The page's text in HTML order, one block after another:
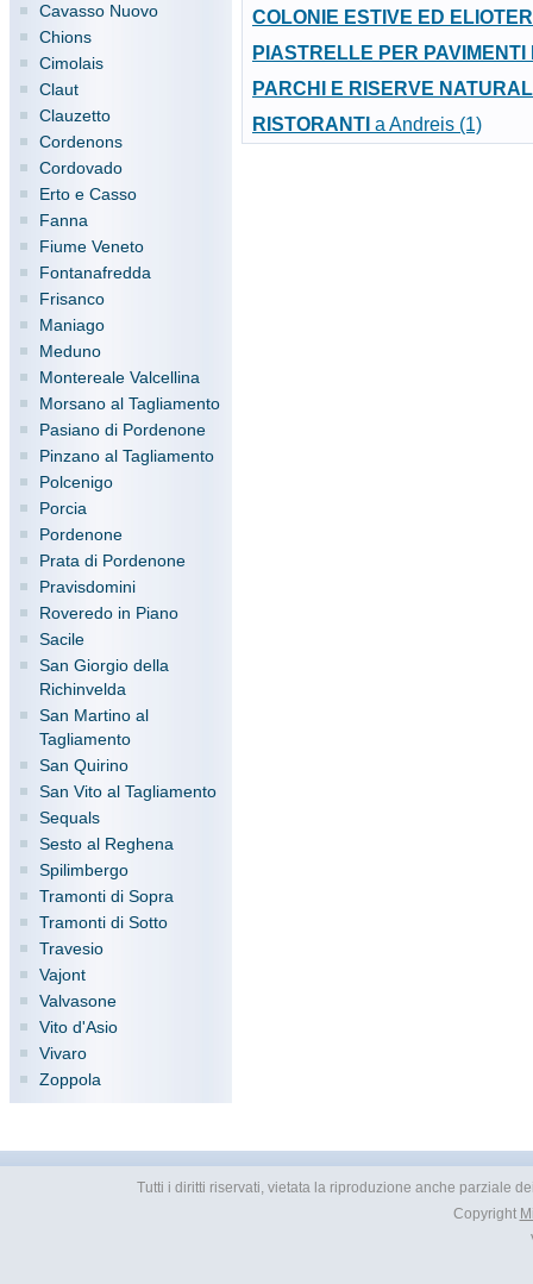
Cavasso Nuovo
Chions
Cimolais
Claut
Clauzetto
Cordenons
Cordovado
Erto e Casso
Fanna
Fiume Veneto
Fontanafredda
Frisanco
Maniago
Meduno
Montereale Valcellina
Morsano al Tagliamento
Pasiano di Pordenone
Pinzano al Tagliamento
Polcenigo
Porcia
Pordenone
Prata di Pordenone
Pravisdomini
Roveredo in Piano
Sacile
San Giorgio della
Richinvelda
San Martino al
Tagliamento
San Quirino
San Vito al Tagliamento
Sequals
Sesto al Reghena
Spilimbergo
Tramonti di Sopra
Tramonti di Sotto
Travesio
Vajont
Valvasone
Vito d'Asio
Vivaro
Zoppola
COLONIE ESTIVE ED
PIASTRELLE PER PAVIMENTI
PARCHI E RISERVE
RISTORANTI a Andreis (1)
Tutti i diritti riservati, vietata la riproduzione anche parziale
Copyright